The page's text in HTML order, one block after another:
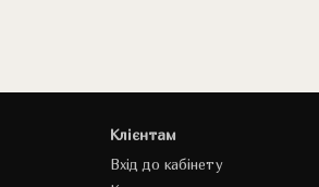
Клієнтам
Вхід до кабінету